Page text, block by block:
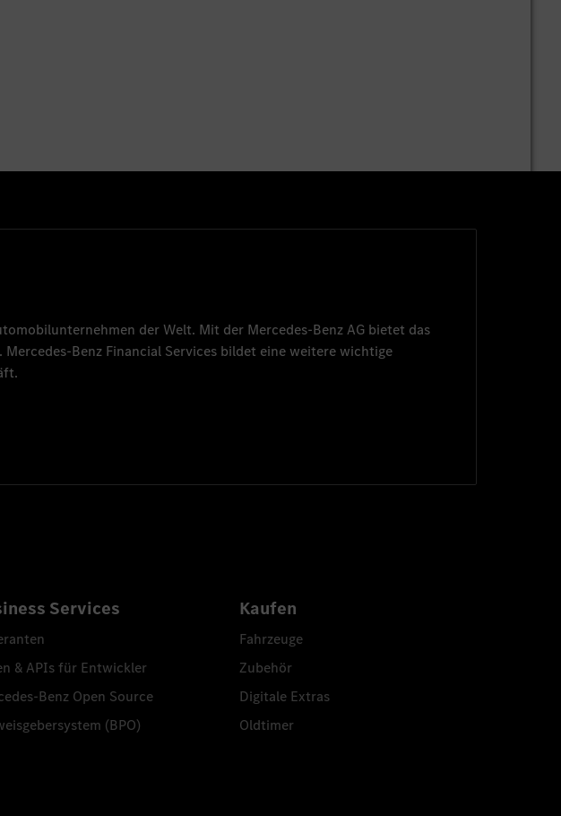
der Welt. Mit der Mercedes-Benz AG bietet das
Mercedes-Benz Financial Services bildet eine weitere wichtige
Services
& APIs für Entwickler
Benz Open Source
(BPO)
Kaufen
Fahrzeuge
Zubehör
Digitale Extras
Oldtimer